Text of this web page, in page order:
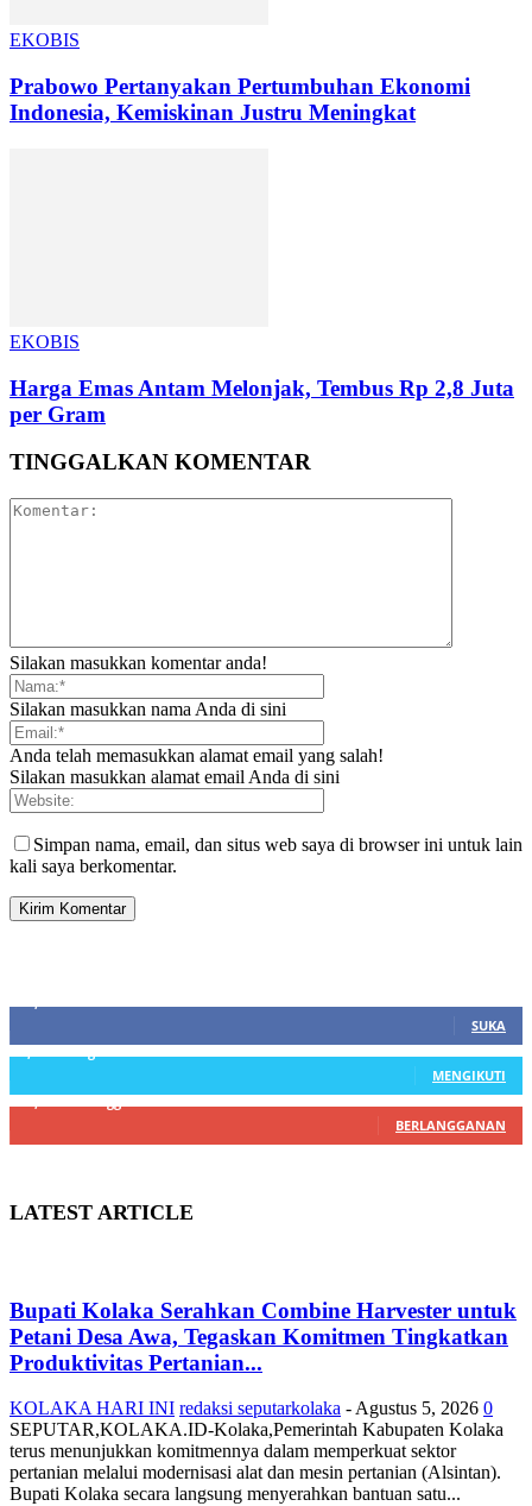
EKOBIS
Prabowo Pertanyakan Pertumbuhan Ekonomi
Indonesia, Kemiskinan Justru Meningkat
EKOBIS
Harga Emas Antam Melonjak, Tembus Rp 2,8 Juta
per Gram
TINGGALKAN KOMENTAR
Silakan masukkan komentar anda!
Silakan masukkan nama Anda di sini
Anda telah memasukkan alamat email yang salah!
Silakan masukkan alamat email Anda di sini
Simpan nama, email, dan situs web saya di browser ini untuk lain
kali saya berkomentar.
SUKA
MENGIKUTI
BERLANGGANAN
LATEST ARTICLE
Bupati Kolaka Serahkan Combine Harvester untuk
Petani Desa Awa, Tegaskan Komitmen Tingkatkan
Produktivitas Pertanian...
KOLAKA HARI INI redaksi seputarkolaka - Agustus 5, 2026 0
SEPUTAR,KOLAKA.ID-Kolaka,Pemerintah Kabupaten Kolaka
terus menunjukkan komitmennya dalam memperkuat sektor
pertanian melalui modernisasi alat dan mesin pertanian (Alsintan).
Bupati Kolaka secara langsung menyerahkan bantuan satu...